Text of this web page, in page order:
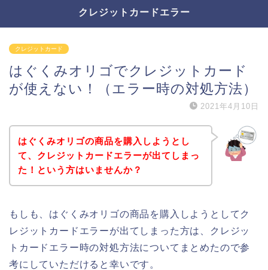
クレジットカードエラー
クレジットカード
はぐくみオリゴでクレジットカード
が使えない！（エラー時の対処方法）
2021年4月10日
はぐくみオリゴの商品を購入しようとし
て、クレジットカードエラーが出てしまっ
た！という方はいませんか？
もしも、はぐくみオリゴの商品を購入しようとしてク
レジットカードエラーが出てしまった方は、クレジッ
トカードエラー時の対処方法についてまとめたので参
考にしていただけると幸いです。